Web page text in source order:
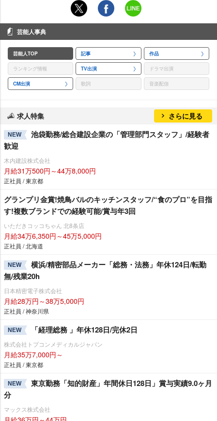
芸能人事典
芸能人TOP 記事 作品
ランキング情報 TV出演 ドラマ出演
CM出演 歌詞 音楽配信
求人特集 さらに見る
NEW
池袋勤務/総合建設企業の「管理部門スタッフ」/経験者
歓迎
木内建設株式会社
月給31万500円～44万8,000円
正社員 / 東京都
グランプリ金賞!焼鳥バルのキッチンスタッフ/“食のプロ”を目指
す!複数ブランドでの経験可能/賞与年3回
いただきコッコちゃん 北8条店
月給34万6,350円～45万5,000円
正社員 / 北海道
NEW
横浜/精密部品メーカー「総務・法務」年休124日/転勤
無/残業20h
日本精密電子株式会社
月給28万円～38万5,000円
正社員 / 神奈川県
NEW 「経理総務 」年休128日/完休2日
株式会社トプコンメディカルジャパン
月給35万7,000円～
正社員 / 東京都
NEW
東京勤務「知的財産」年間休日128日」賞与実績9.0ヶ月
分
マックス株式会社